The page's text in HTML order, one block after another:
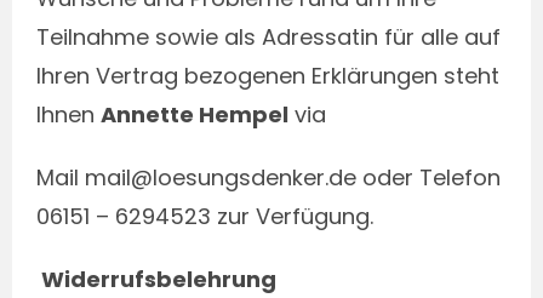
Teilnahme sowie als Adressatin für alle auf
Ihren Vertrag bezogenen Erklärungen steht
Ihnen Annette Hempel via
Mail mail@loesungsdenker.de oder Telefon
06151 – 6294523 zur Verfügung.
Widerrufsbelehrung